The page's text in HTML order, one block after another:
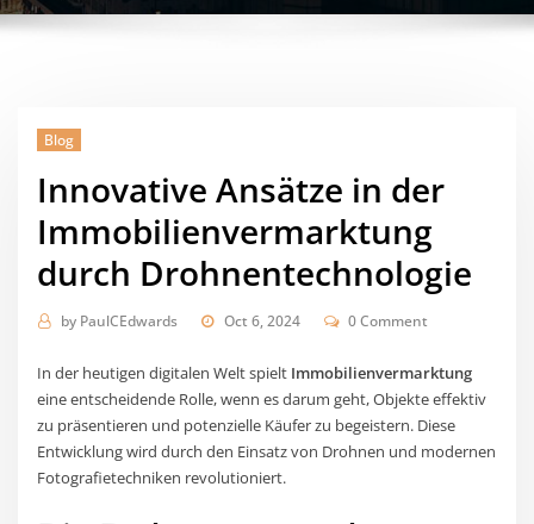
Blog
Innovative Ansätze in der
Immobilienvermarktung
durch Drohnentechnologie
by PaulCEdwards Oct 6, 2024 0 Comment
In der heutigen digitalen Welt spielt Immobilienvermarktung
eine entscheidende Rolle, wenn es darum geht, Objekte effektiv
zu präsentieren und potenzielle Käufer zu begeistern. Diese
Entwicklung wird durch den Einsatz von Drohnen und modernen
Fotografietechniken revolutioniert.